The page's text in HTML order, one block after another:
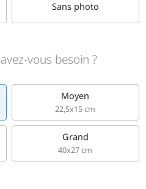
Sans photo
vous besoin ?
Moyen
22,5x15 cm
Grand
40x27 cm